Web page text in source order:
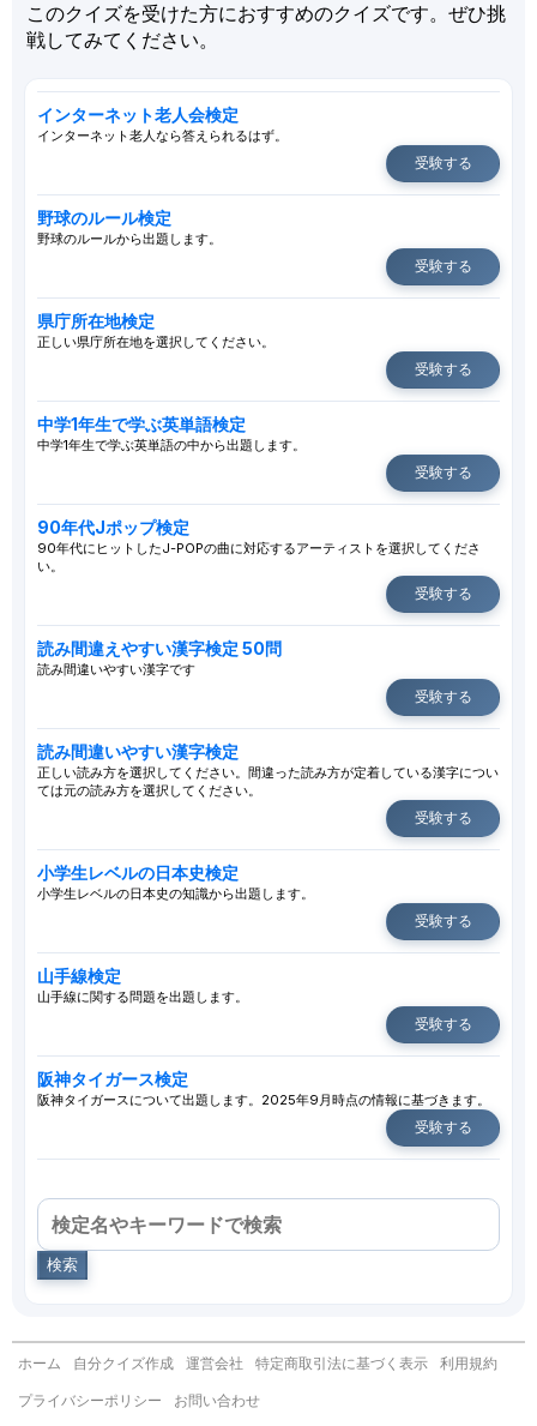
このクイズを受けた方におすすめのクイズです。ぜひ挑
戦してみてください。
インターネット老人会検定
インターネット老人なら答えられるはず。
受験する
野球のルール検定
野球のルールから出題します。
受験する
県庁所在地検定
正しい県庁所在地を選択してください。
受験する
中学1年生で学ぶ英単語検定
中学1年生で学ぶ英単語の中から出題します。
受験する
90年代Jポップ検定
90年代にヒットしたJ-POPの曲に対応するアーティストを選択してくださ
い。
受験する
読み間違えやすい漢字検定 50問
読み間違いやすい漢字です
受験する
読み間違いやすい漢字検定
正しい読み方を選択してください。間違った読み方が定着している漢字につい
ては元の読み方を選択してください。
受験する
小学生レベルの日本史検定
小学生レベルの日本史の知識から出題します。
受験する
山手線検定
山手線に関する問題を出題します。
受験する
阪神タイガース検定
阪神タイガースについて出題します。2025年9月時点の情報に基づきます。
受験する
検索
ホーム 自分クイズ作成 運営会社 特定商取引法に基づく表示 利用規約
プライバシーポリシー お問い合わせ